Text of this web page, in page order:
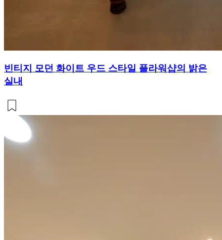
빈티지 모던 화이트 우드 스타일 플라워샵의 밝은
실내